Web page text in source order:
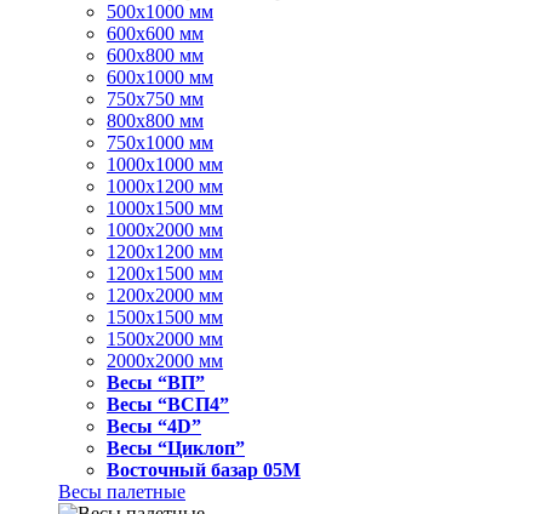
500x1000 мм
600x600 мм
600x800 мм
600x1000 мм
750x750 мм
800x800 мм
750x1000 мм
1000x1000 мм
1000x1200 мм
1000x1500 мм
1000x2000 мм
1200x1200 мм
1200x1500 мм
1200x2000 мм
1500x1500 мм
1500x2000 мм
2000x2000 мм
Весы “ВП”
Весы “ВСП4”
Весы “4D”
Весы “Циклоп”
Восточный базар 05M
Весы палетные